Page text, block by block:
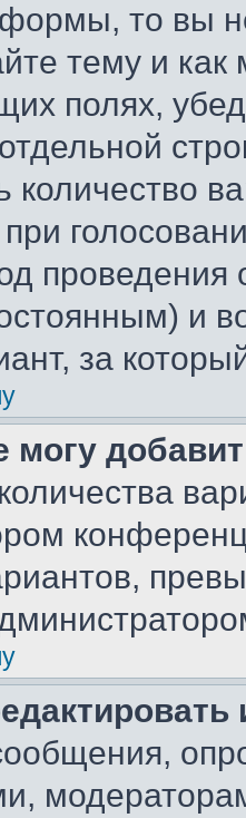
то вы
тему и
полях,
количество
при
проведения
и
за
могу